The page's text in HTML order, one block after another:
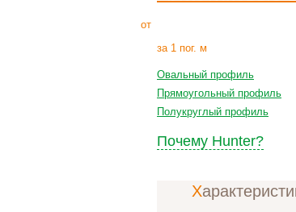
от
за 1 пог. м
Овальный профиль
Прямоугольный профиль
Полукруглый профиль
Почему Hunter?
Характеристики полукруглого